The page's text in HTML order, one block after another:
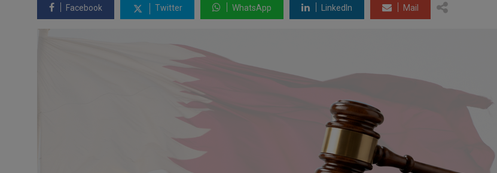
Facebook Twitter WhatsApp LinkedIn Mail